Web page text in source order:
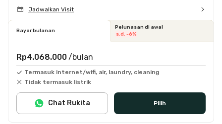
Jadwalkan Visit
Bayar bulanan
Pelunasan di awal
s.d. -6%
Rp4.068.000 /bulan
Termasuk internet/wifi, air, laundry, cleaning
Tidak termasuk listrik
Pilih
Chat Rukita